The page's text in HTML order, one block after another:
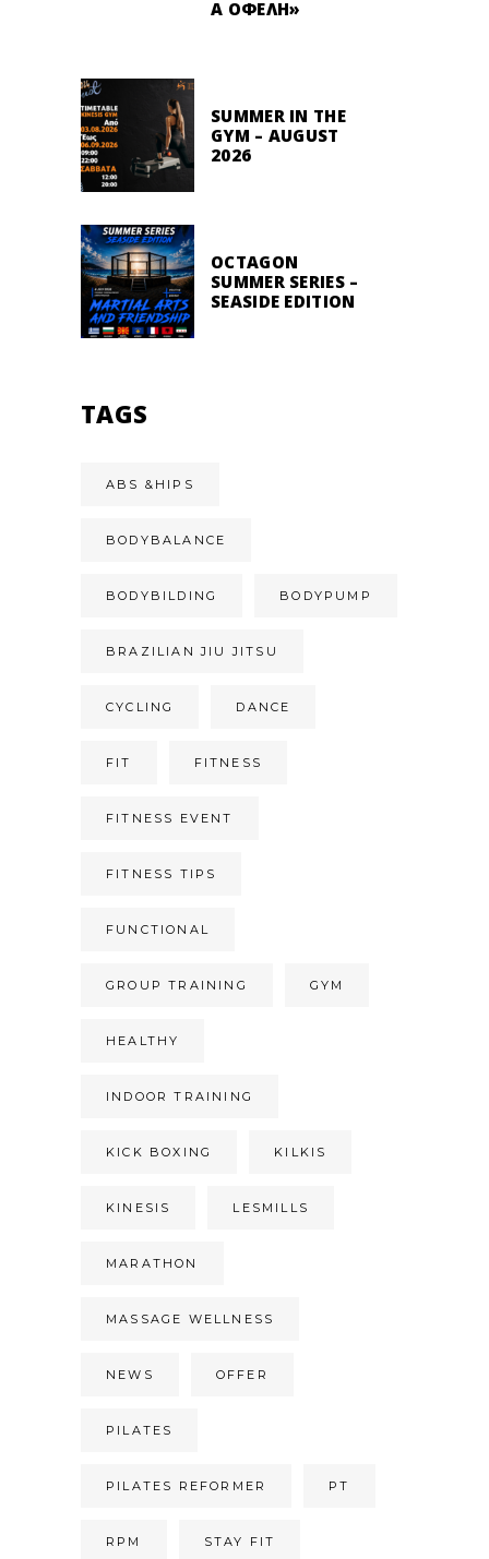
Α ΟΦΈΛΗ»
SUMMER IN THE
GYM – AUGUST
2026
OCTAGON
SUMMER SERIES –
SEASIDE EDITION
TAGS
ABS &HIPS
BODYBALANCE
BODYBILDING BODYPUMP
BRAZILIAN JIU JITSU
CYCLING DANCE
FIT FITNESS
FITNESS EVENT
FITNESS TIPS
FUNCTIONAL
GROUP TRAINING GYM
HEALTHY
INDOOR TRAINING
KICK BOXING KILKIS
KINESIS LESMILLS
MARATHON
MASSAGE WELLNESS
NEWS OFFER
PILATES
PILATES REFORMER PT
RPM STAY FIT